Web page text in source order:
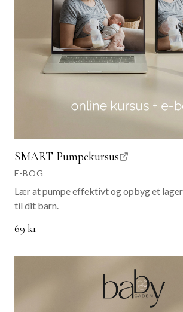
SMART Pumpekursus
E-BOG
Lær at pumpe effektivt og opbyg et
til dit barn.
69 kr